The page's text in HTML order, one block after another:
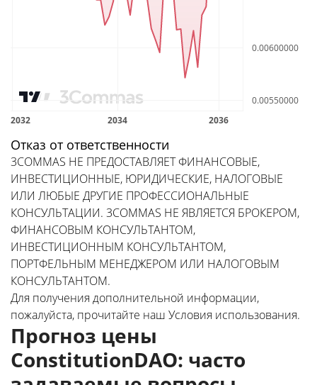
Отказ от ответственности
3COMMAS НЕ ПРЕДОСТАВЛЯЕТ ФИНАНСОВЫЕ,
ИНВЕСТИЦИОННЫЕ, ЮРИДИЧЕСКИЕ, НАЛОГОВЫЕ
ИЛИ ЛЮБЫЕ ДРУГИЕ ПРОФЕССИОНАЛЬНЫЕ
КОНСУЛЬТАЦИИ. 3COMMAS НЕ ЯВЛЯЕТСЯ БРОКЕРОМ,
ФИНАНСОВЫМ КОНСУЛЬТАНТОМ,
ИНВЕСТИЦИОННЫМ КОНСУЛЬТАНТОМ,
ПОРТФЕЛЬНЫМ МЕНЕДЖЕРОМ ИЛИ НАЛОГОВЫМ
КОНСУЛЬТАНТОМ.
Для получения дополнительной информации,
пожалуйста, прочитайте наш Условия использования.
Прогноз цены
ConstitutionDAO: часто